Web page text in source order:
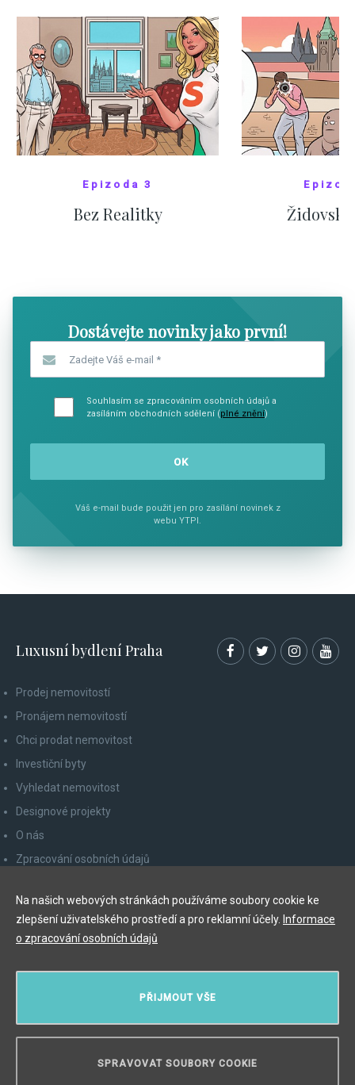
Epizoda 3
Bez Realitky
Dostávejte novinky jako první!
Souhlasím se zpracováním osobních údajů a
zasíláním obchodních sdělení (plné znění)
Váš e-mail bude použit jen pro zasílání novinek z
webu YTPI.
Luxusní bydlení Praha
Prodej nemovitostí
Pronájem nemovitostí
Chci prodat nemovitost
Investiční byty
Vyhledat nemovitost
Designové projekty
O nás
Zpracování osobních údajů
Odhlášení z newsletteru
Myslíková 245/3, 110 00 Praha 1
PŘIJMOUT VŠE
SPRAVOVAT SOUBORY COOKIE
Na našich webových stránkách používáme soubory cookie ke
zlepšení uživatelského prostředí a pro reklamní účely. Informace
o zpracování osobních údajů